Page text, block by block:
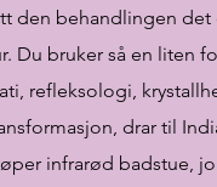
den behandlingen
Du bruker så en liten
refleksologi,
drar til
infrarød badstue,